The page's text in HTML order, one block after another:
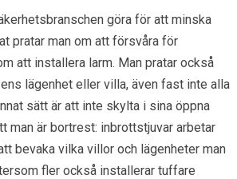
göra för att minska
pratar man om att försvåra för
att installera larm. Man pratar också
lägenhet eller villa, även fast inte alla
sätt är att inte skylta i sina öppna
man är bortrest: inbrottstjuvar arbetar
bevaka vilka villor och lägenheter man
fler också installerar tuffare